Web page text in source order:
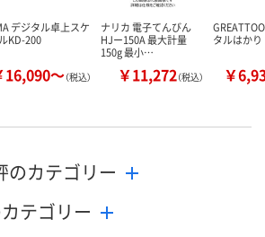
デジタル卓上スケ
KD-200
16,090～（税込）
ナリカ 電子てんびん
HJー150A 最大計量
150g 最小…
￥11,272（税込）
タルはかり
￥
のカテゴリー
テゴリー